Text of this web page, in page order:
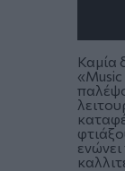
Καμία